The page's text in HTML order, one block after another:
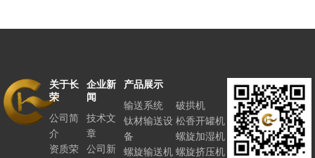
关于长
荣
公司简
介
资质荣
企业新
闻
技术文
章
公司新
产品展示
输送系统
钛材输送设
备
螺旋输送机
破拱机
松香开罐机
螺旋加湿机
螺旋挤压机
联系长
荣
人力资
源
客户反